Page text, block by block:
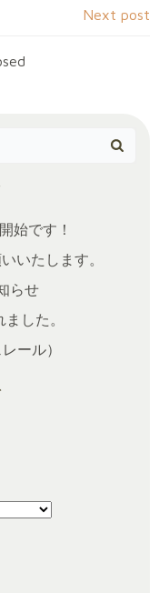
Next post
始です！
いたします。
らせ
した。
ール）